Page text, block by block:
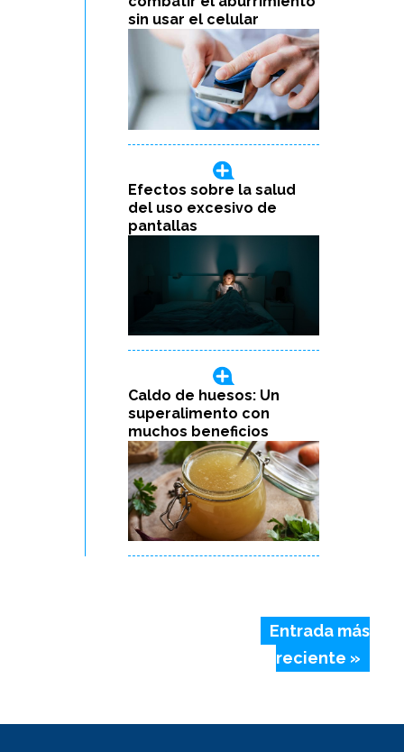
sin usar el celular
Efectos sobre la salud
del uso excesivo de
pantallas
Caldo de huesos: Un
superalimento con
muchos beneficios
Entrada más
reciente »